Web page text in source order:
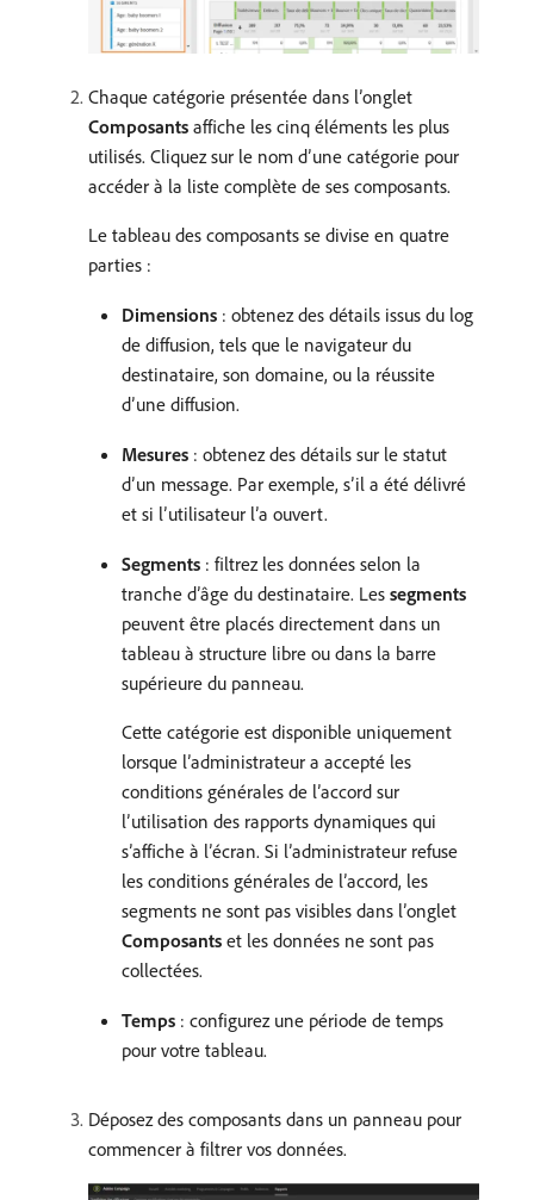
Chaque catégorie présentée dans l’onglet
Composants affiche les cinq éléments les plus
utilisés. Cliquez sur le nom d’une catégorie pour
accéder à la liste complète de ses composants.
Le tableau des composants se divise en quatre
parties :
Dimensions : obtenez des détails issus du log
de diffusion, tels que le navigateur du
destinataire, son domaine, ou la réussite
d’une diffusion.
Mesures : obtenez des détails sur le statut
d’un message. Par exemple, s’il a été délivré
et si l’utilisateur l’a ouvert.
Segments : filtrez les données selon la
tranche d’âge du destinataire. Les segments
peuvent être placés directement dans un
tableau à structure libre ou dans la barre
supérieure du panneau.
Cette catégorie est disponible uniquement
lorsque l’administrateur a accepté les
conditions générales de l’accord sur
l’utilisation des rapports dynamiques qui
s’affiche à l’écran. Si l’administrateur refuse
les conditions générales de l’accord, les
segments ne sont pas visibles dans l’onglet
Composants et les données ne sont pas
collectées.
Temps : configurez une période de temps
pour votre tableau.
Déposez des composants dans un panneau pour
commencer à filtrer vos données.